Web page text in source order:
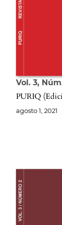
Vol. 3
PURIQ
agosto 1, 2021